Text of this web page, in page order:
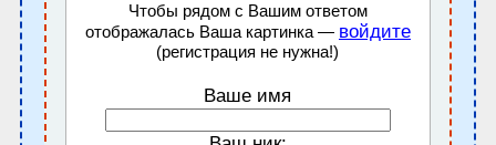
Чтобы рядом с Вашим ответом
отображалась Ваша картинка — войдите
(регистрация не нужна!)
Ваше имя